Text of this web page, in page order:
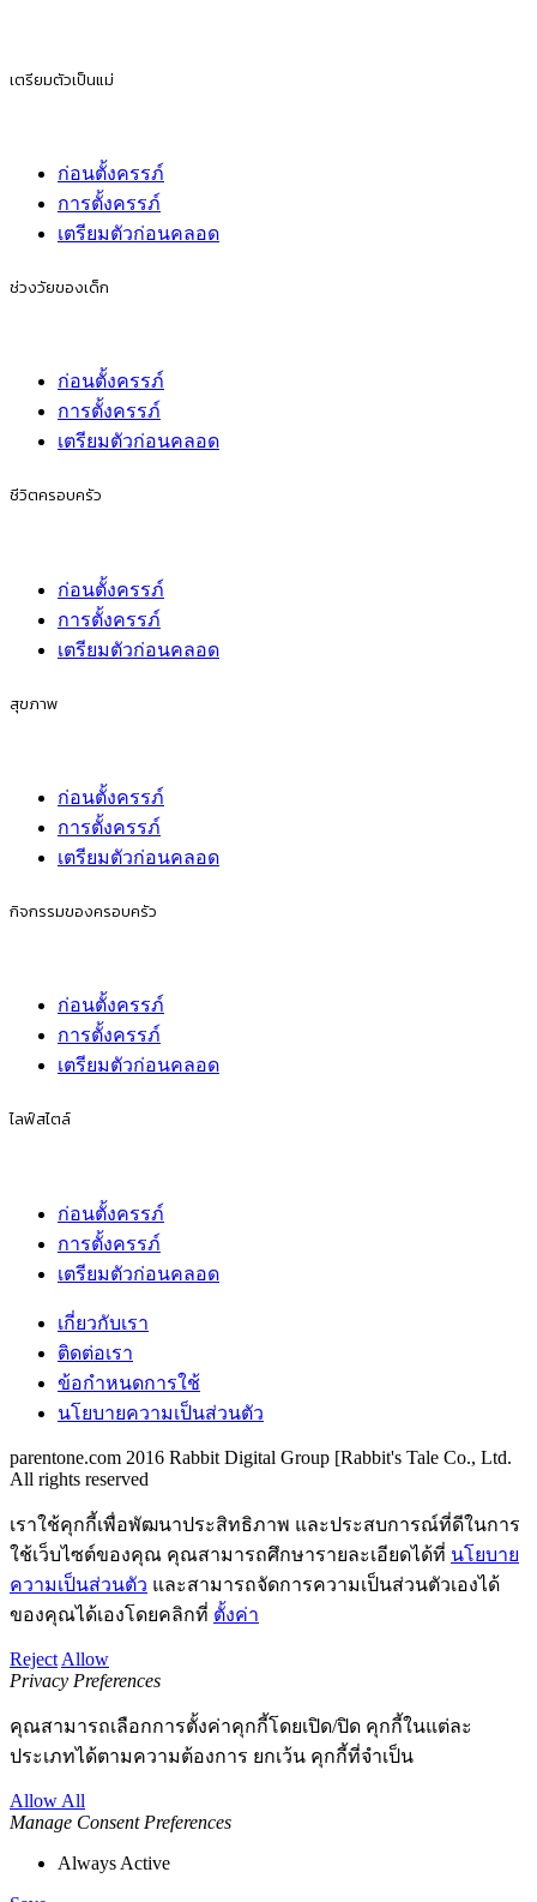
เตรียมตัวเป็นแม่
ก่อนตั้งครรภ์
การตั้งครรภ์
เตรียมตัวก่อนคลอด
ช่วงวัยของเด็ก
ก่อนตั้งครรภ์
การตั้งครรภ์
เตรียมตัวก่อนคลอด
ชีวิตครอบครัว
ก่อนตั้งครรภ์
การตั้งครรภ์
เตรียมตัวก่อนคลอด
สุขภาพ
ก่อนตั้งครรภ์
การตั้งครรภ์
เตรียมตัวก่อนคลอด
กิจกรรมของครอบครัว
ก่อนตั้งครรภ์
การตั้งครรภ์
เตรียมตัวก่อนคลอด
ไลฟ์สไตล์
ก่อนตั้งครรภ์
การตั้งครรภ์
เตรียมตัวก่อนคลอด
เกี่ยวกับเรา
ติดต่อเรา
ข้อกำหนดการใช้
นโยบายความเป็นส่วนตัว
parentone.com 2016 Rabbit Digital Group [Rabbit's Tale Co., Ltd.
All rights reserved
เราใช้คุกกี้เพื่อพัฒนาประสิทธิภาพ และประสบการณ์ที่ดีในการ
ใช้เว็บไซต์ของคุณ คุณสามารถศึกษารายละเอียดได้ที่ นโยบาย
ความเป็นส่วนตัว และสามารถจัดการความเป็นส่วนตัวเองได้
ของคุณได้เองโดยคลิกที่ ตั้งค่า
Reject Allow
Privacy Preferences
คุณสามารถเลือกการตั้งค่าคุกกี้โดยเปิด/ปิด คุกกี้ในแต่ละ
ประเภทได้ตามความต้องการ ยกเว้น คุกกี้ที่จำเป็น
Allow All
Manage Consent Preferences
Always Active